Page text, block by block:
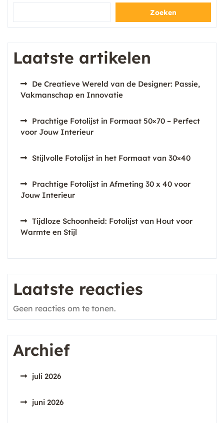
Zoeken
Laatste artikelen
De Creatieve Wereld van de Designer: Passie,
Vakmanschap en Innovatie
Prachtige Fotolijst in Formaat 50×70 – Perfect
voor Jouw Interieur
Stijlvolle Fotolijst in het Formaat van 30×40
Prachtige Fotolijst in Afmeting 30 x 40 voor
Jouw Interieur
Tijdloze Schoonheid: Fotolijst van Hout voor
Warmte en Stijl
Laatste reacties
Geen reacties om te tonen.
Archief
juli 2026
juni 2026